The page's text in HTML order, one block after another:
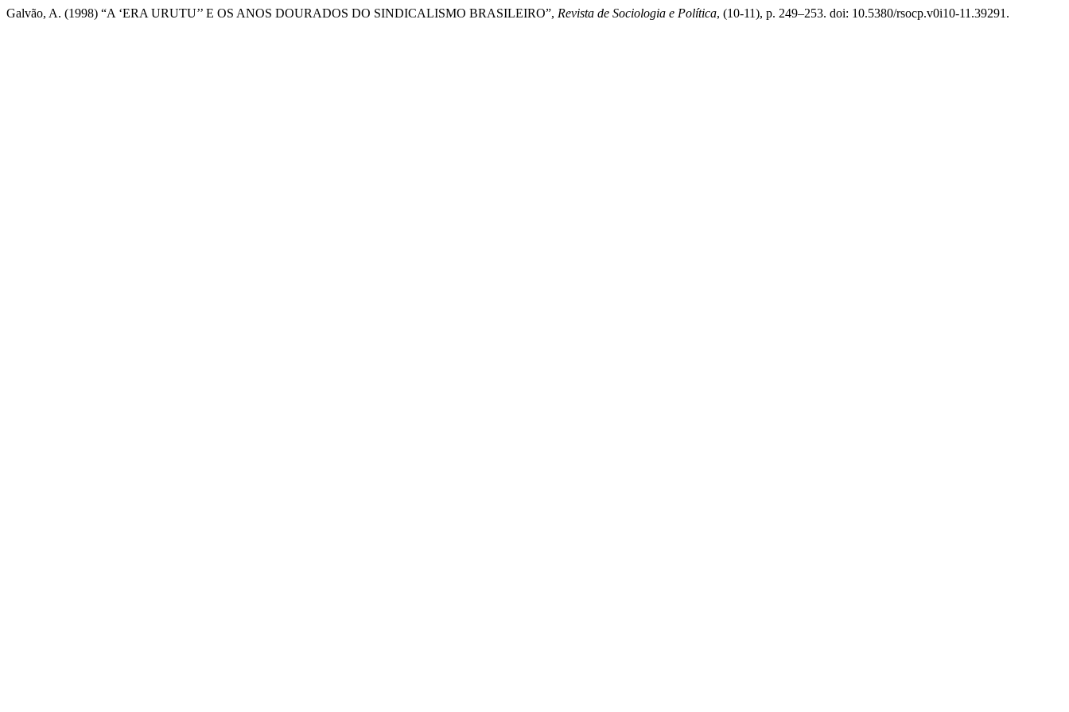
Galvão, A. (1998) “A ‘ERA URUTU’’ E OS ANOS DOURADOS DO SINDICALISMO BRASILEIRO”, Revista de Sociologia e Política, (10-11), p. 249–253. doi: 10.5380/rsocp.v0i10-11.39291.